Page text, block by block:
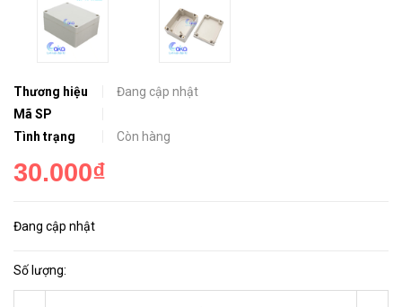
Thương hiệu
Đang cập nhật
Mã SP
Tình trạng
Còn hàng
30.000₫
Đang cập nhật
Số lượng: